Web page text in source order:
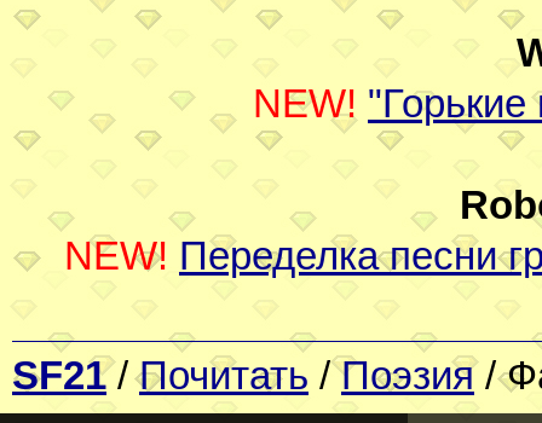
NEW!
NEW! Переделка песни
SF21/Почитать /Поэзия/